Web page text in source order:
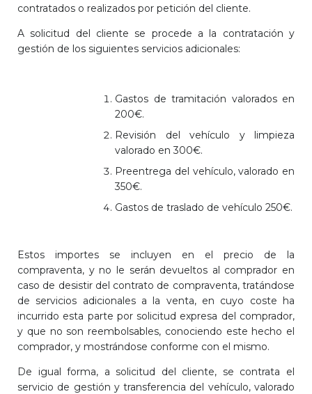
contratados o realizados por petición del cliente.
A solicitud del cliente se procede a la contratación y
gestión de los siguientes servicios adicionales:
Gastos de tramitación valorados en
200€.
Revisión del vehículo y limpieza
valorado en 300€.
Preentrega del vehículo, valorado en
350€.
Gastos de traslado de vehículo 250€.
Estos importes se incluyen en el precio de la
compraventa, y no le serán devueltos al comprador en
caso de desistir del contrato de compraventa, tratándose
de servicios adicionales a la venta, en cuyo coste ha
incurrido esta parte por solicitud expresa del comprador,
y que no son reembolsables, conociendo este hecho el
comprador, y mostrándose conforme con el mismo.
De igual forma, a solicitud del cliente, se contrata el
servicio de gestión y transferencia del vehículo, valorado